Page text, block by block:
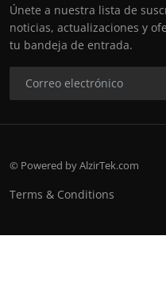
Únete a nuestra lista de
noticias, actualizaciones y
tu bandeja de entrada.
© Powered by AlzirTek.com
Terms & Conditions